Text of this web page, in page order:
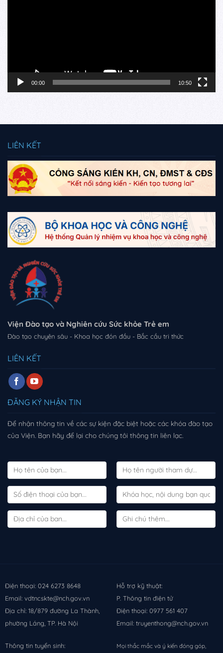
00:00 10:50
LIÊN KẾT
Viện Đào tạo và Nghiên cứu Sức khỏe Trẻ em
Đào tạo chuyên sâu - Khoa học đón đầu - Bắc cầu tri thức
LIÊN KẾT
ĐĂNG KÝ NHẬN TIN
Để nhận thông tin về các sự kiện đặc biệt hoặc các khóa đào tạo
của Viện. Bạn hãy để lại cho chúng tôi thông tin liên lạc.
Điện thoại: 024 6273 8648
Email: vdtncskte@nch.gov.vn
Địa chỉ: 18/879 đường La Thành,
phường Láng, TP. Hà Nội
Hỗ trợ kỹ thuật:
P. Thông tin điện tử
Điện thoại: 0977 561 407
Email: truyenthong@nch.gov.vn
Thông tin tuyển sinh: Mọi thắc mắc và ý kiến đóng góp,